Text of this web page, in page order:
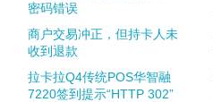
密码错误
商户交易冲正，但持卡人未
收到退款
拉卡拉Q4传统POS华智融
7220签到提示“HTTP 302”